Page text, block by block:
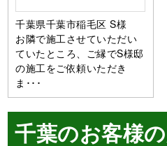
千葉県千葉市稲毛区 S様
お隣で施工させていただい
ていたところ、ご縁でS様邸
の施工をご依頼いただき
ま･･･
千葉のお客様